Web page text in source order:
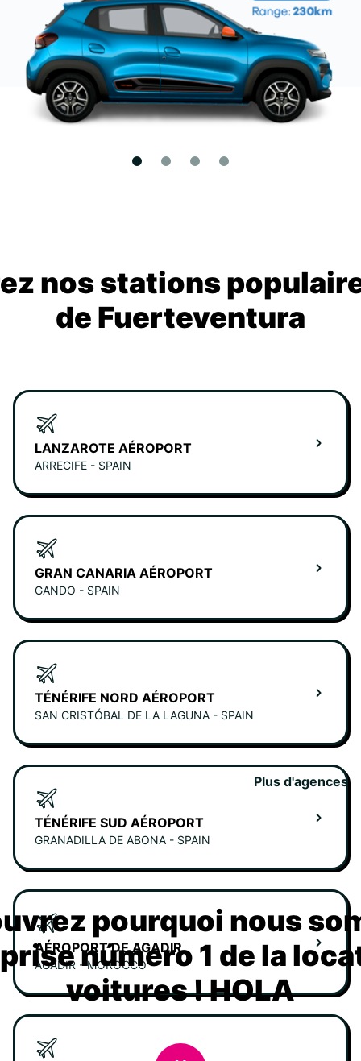
nos stations
de Fuerteventura
LANZAROTE AÉROPORT
ARRECIFE - SPAIN
GRAN CANARIA AÉROPORT
GANDO - SPAIN
TÉNÉRIFE NORD AÉROPORT
SAN CRISTÓBAL DE LA LAGUNA - SPAIN
TÉNÉRIFE SUD AÉROPORT
GRANADILLA DE ABONA - SPAIN
AÉROPORT DE AGADIR
AGADIR - MOROCCO
Plus d'agences
pourquoi nous
número 1 de la
voitures ! HOLA